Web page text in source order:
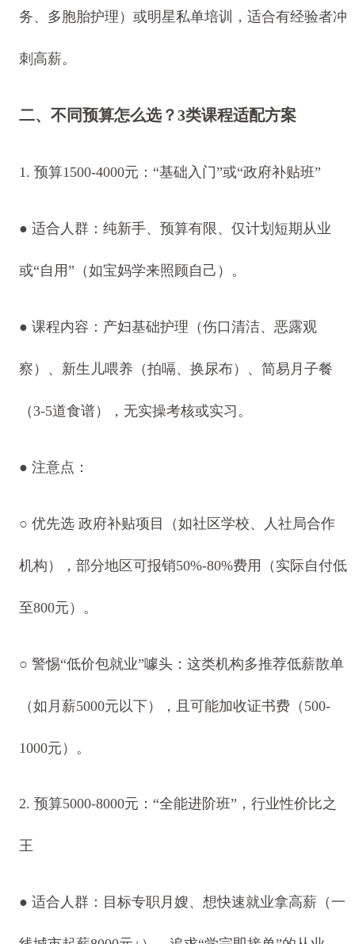
务、多胞胎护理）或明星私单培训，适合有经验者冲
刺高薪。
二、不同预算怎么选？3类课程适配方案
1. 预算1500-4000元：“基础入门”或“政府补贴班”
● 适合人群：纯新手、预算有限、仅计划短期从业
或“自用”（如宝妈学来照顾自己）。
● 课程内容：产妇基础护理（伤口清洁、恶露观
察）、新生儿喂养（拍嗝、换尿布）、简易月子餐
（3-5道食谱），无实操考核或实习。
● 注意点：
○ 优先选 政府补贴项目（如社区学校、人社局合作
机构），部分地区可报销50%-80%费用（实际自付低
至800元）。
○ 警惕“低价包就业”噱头：这类机构多推荐低薪散单
（如月薪5000元以下），且可能加收证书费（500-
1000元）。
2. 预算5000-8000元：“全能进阶班”，行业性价比之
王
● 适合人群：目标专职月嫂、想快速就业拿高薪（一